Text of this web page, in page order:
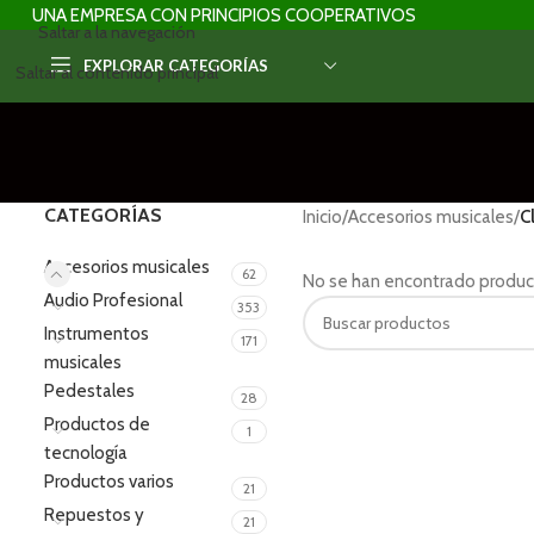
Saltar a la navegación
Saltar al contenido principal
UNA EMPRESA CON PRINCIPIOS COOPERATIVOS
EXPLORAR CATEGORÍAS
CATEGORÍAS
Accesorios musicales 62
Audio Profesional 353
Instrumentos
musicales
171
Pedestales 28
Productos de
tecnología
1
Productos varios 21
Repuestos y
21
Inicio/Accesorios musicales/
No se han encontrado